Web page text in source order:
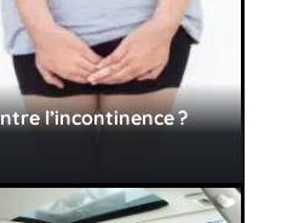
l’incontinence ?